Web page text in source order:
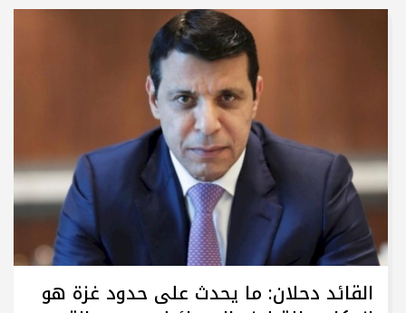
القائد دحلان: ما يحدث على حدود غزة هو